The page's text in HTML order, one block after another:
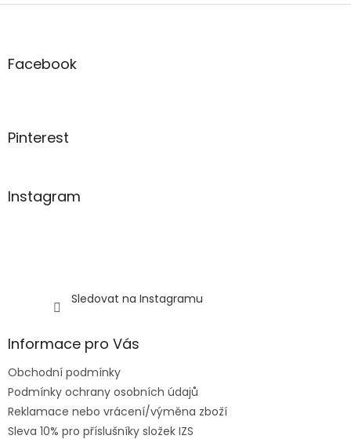
Z
aFacebook
Pinterest
Instagram
Sledovat na Instagramu
Informace pro Vás
Obchodní podmínky
Podmínky ochrany osobních údajů
Reklamace nebo vrácení/výměna zboží
Sleva 10% pro příslušníky složek IZS